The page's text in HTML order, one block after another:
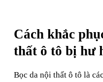
Cách khắc
thất ô tô bị hư
Bọc da nội thất ô tô là